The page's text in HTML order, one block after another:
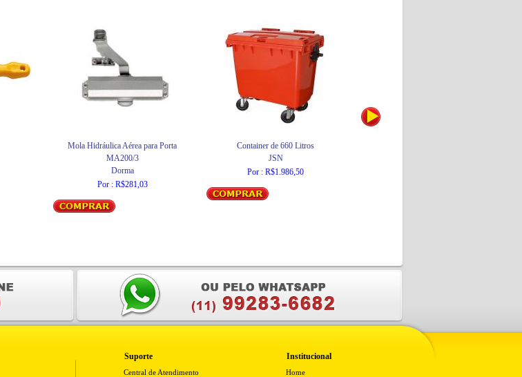
Mola Hidráulica Aérea para Porta
MA200/3
Dorma
Por : R$281,03
Container de 660 Litros
JSN
Por : R$1.986,50
Suporte
Central de Atendimento
Institucional
Home